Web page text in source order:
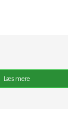
Læs mere